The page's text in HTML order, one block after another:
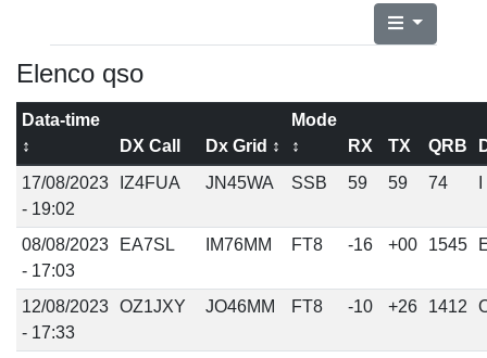
Elenco qso
Data-time
↕
DX Call Dx Grid ↕
Mode
↕
RX TX QRB
17/08/2023
- 19:02
IZ4FUA JN45WA SSB 59 59 74
08/08/2023
- 17:03
EA7SL IM76MM FT8 -16 +00 1545
12/08/2023
- 17:33
OZ1JXY JO46MM FT8 -10 +26 1412